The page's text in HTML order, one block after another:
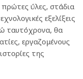
ύλες, στάδια
εξελίξεις
ταυτόχρονα, θα
εργαζομένους
της